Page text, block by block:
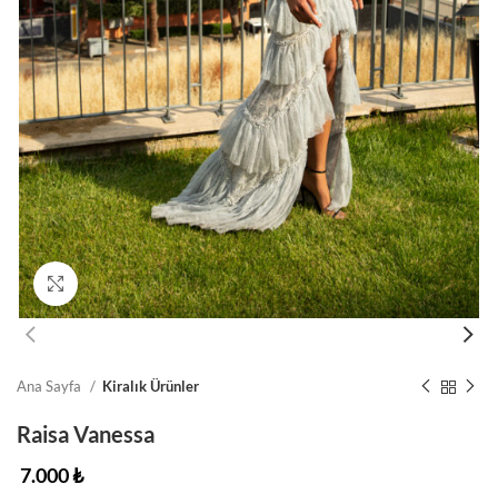
Click to enlarge
Ana Sayfa Kiralık Ürünler
Raisa Vanessa
7.000₺